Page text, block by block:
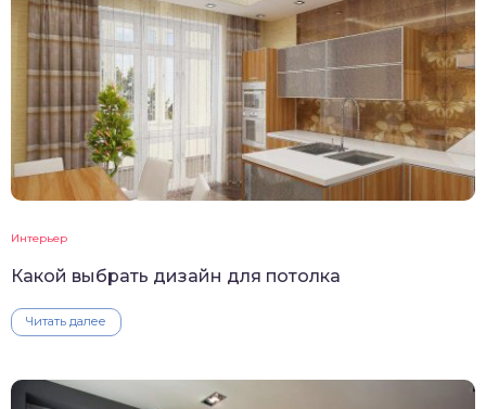
Интерьер
Какой выбрать дизайн для потолка
Читать далее